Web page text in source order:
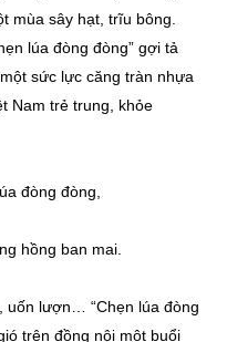
mùa sây hạt, trĩu bông.
lúa đòng đòng” gợi tả
sức lực căng tràn nhựa
Nam trẻ trung, khỏe
đòng đòng,
hồng ban mai.
uốn lượn… “Chẹn lúa đòng
trên đồng nội một buổi